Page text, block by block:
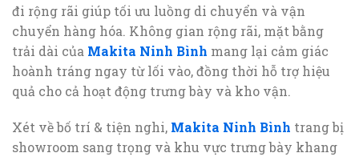
đi rộng rãi giúp tối ưu luồng di chuyển và vận
chuyển hàng hóa. Không gian rộng rãi, mặt bằng
trải dài của Makita Ninh Bình mang lại cảm giác
hoành tráng ngay từ lối vào, đồng thời hỗ trợ hiệu
quả cho cả hoạt động trưng bày và kho vận.
Xét về bố trí & tiện nghi, Makita Ninh Bình trang bị
showroom sang trọng và khu vực trưng bày khang